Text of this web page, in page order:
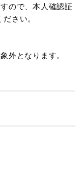
ので、本人確認証
さい。
外となります。